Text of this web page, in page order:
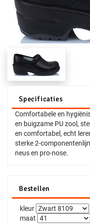
Specificaties
Comfortabele en
en buigzame PU zool,
en comfortabel, echt
sterke 2-
neus en pro-nose.
Bestellen
kleur
maat